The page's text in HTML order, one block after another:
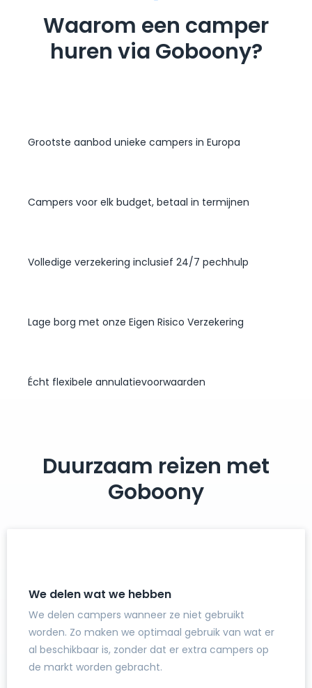
Waarom een camper
huren via Goboony?
Grootste aanbod unieke campers in Europa
Campers voor elk budget, betaal in termijnen
Volledige verzekering inclusief 24/7 pechhulp
Lage borg met onze Eigen Risico Verzekering
Écht flexibele annulatievoorwaarden
Duurzaam reizen met
Goboony
We delen wat we hebben
We delen campers wanneer ze niet gebruikt
worden. Zo maken we optimaal gebruik van wat er
al beschikbaar is, zonder dat er extra campers op
de markt worden gebracht.